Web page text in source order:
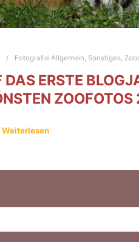
Fotografie Allgemein, Sonstiges,
ERSTE
Weiterlesen